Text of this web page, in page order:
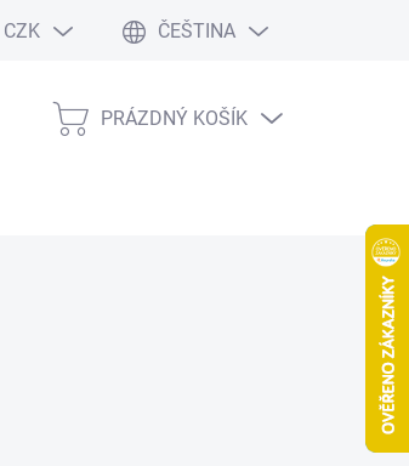
CZK ČEŠTINA
NÁKUPNÍ
PRÁZDNÝ KOŠÍK